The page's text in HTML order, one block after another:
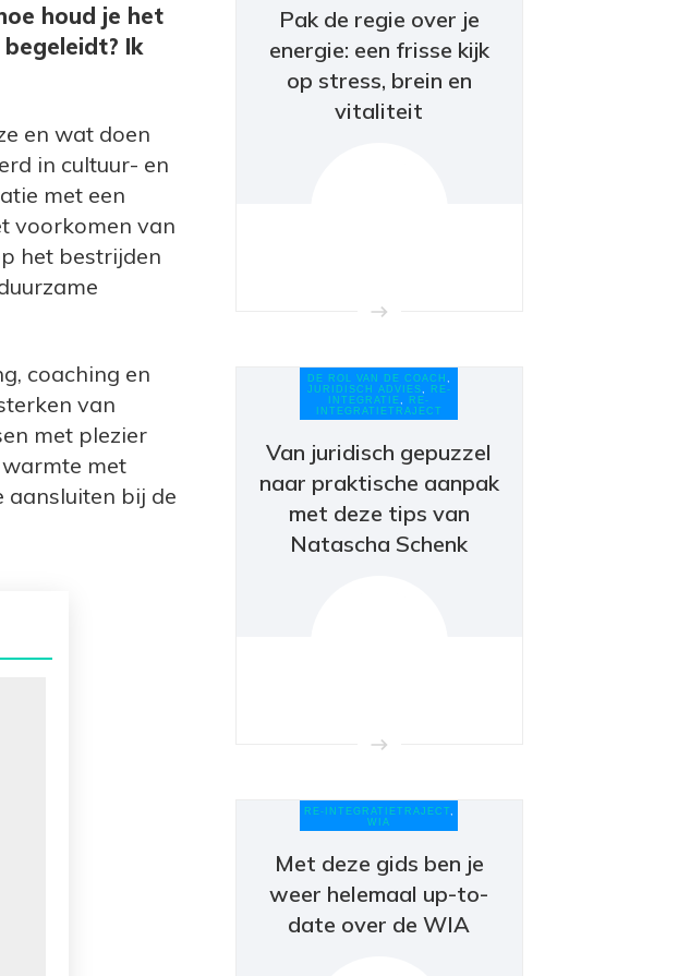
houd je het
Ik
en wat doen
in cultuur- en
met een
voorkomen van
het bestrijden
coaching en
van
met plezier
met
aansluiten bij de
Pak de regie over je
energie: een frisse kijk
op stress, brein en
vitaliteit
DE ROL VAN DE COACH ,
JURIDISCH ADVIES,
RE-
INTEGRATIE,
RE-
INTEGRATIETRAJECT
Van juridisch gepuzzel
naar praktische aanpak
met deze tips van
Natascha Schenk
RE-INTEGRATIETRAJECT,
WIA
Met deze gids ben je
weer helemaal up-to-
date over de WIA